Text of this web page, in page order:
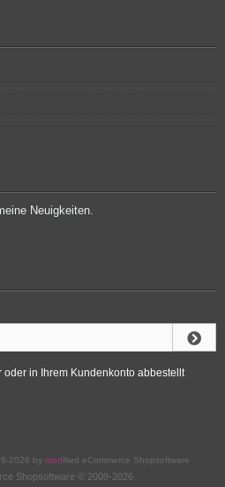
Neuigkeiten.
in Ihrem Kundenkonto abbestellt
2026 by mod ified eCommerce Shopsoftware
Shopsoftware © 2009-2026